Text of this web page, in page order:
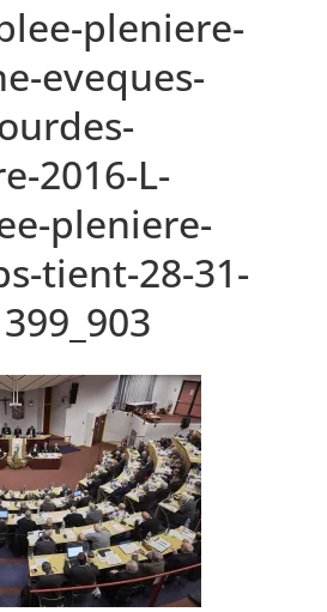
pleniere-
eveques-
2016-L-
pleniere-
tient-28-31-